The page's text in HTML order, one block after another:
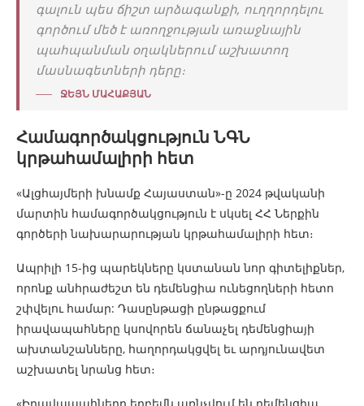
գալուն պես ճիշտ արձագանքի, ուղղորդելու
գործում մեծ է առողջության առաջնային
պահպանման օղակներում աշխատող
մասնագետների դերը։
ՋԵՅՆ ՄԱՀԱՔՅԱՆ
Համագործակցություն ՆԳՆ
կրթահամալիրի հետ
«Ալցհայմերի խնամք Հայաստան»-ը 2024 թվականի
մարտին համագործակցություն է սկսել ՀՀ Ներքին
գործերի նախարարության կրթահամալիրի հետ։
Ապրիլի 15-ից պարեկները կստանան նոր գիտելիքներ,
որոնք անհրաժեշտ են դեմենցիա ունեցողների հետո
շփվելու համար: Դասընթացի ընթացքում
իրավապահները կսովորեն ճանաչել դեմենցիայի
ախտանշանները, հաղորդակցվել եւ արդյունավետ
աշխատել նրանց հետ։